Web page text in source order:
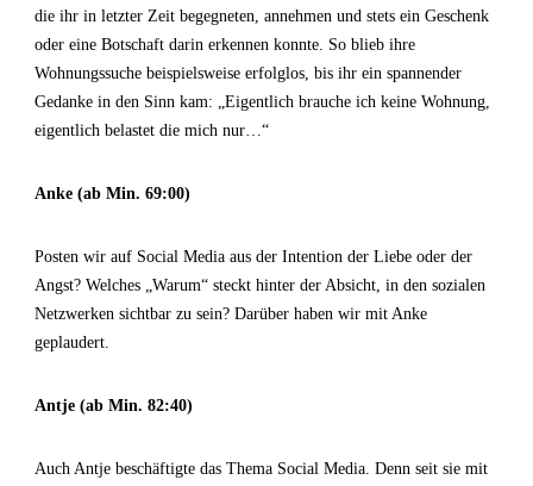
die ihr in letzter Zeit begegneten, annehmen und stets ein Geschenk
oder eine Botschaft darin erkennen konnte. So blieb ihre
Wohnungssuche beispielsweise erfolglos, bis ihr ein spannender
Gedanke in den Sinn kam: „Eigentlich brauche ich keine Wohnung,
eigentlich belastet die mich nur…“
Anke (ab Min. 69:00)
Posten wir auf Social Media aus der Intention der Liebe oder der
Angst? Welches „Warum“ steckt hinter der Absicht, in den sozialen
Netzwerken sichtbar zu sein? Darüber haben wir mit Anke
geplaudert.
Antje (ab Min. 82:40)
Auch Antje beschäftigte das Thema Social Media. Denn seit sie mit